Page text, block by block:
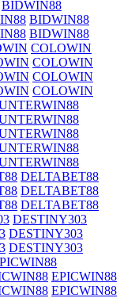
BIDWIN88
BIDWIN88
BIDWIN88
COLOWIN
COLOWIN
COLOWIN
COLOWIN
DELTABET88
DELTABET88
DELTABET88
DESTINY303
DESTINY303
DESTINY303
EPICWIN88
EPICWIN88